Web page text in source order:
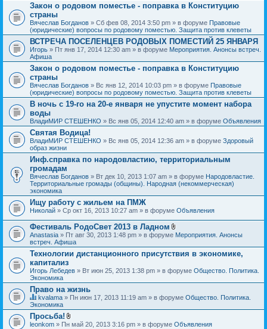
Закон о родовом поместье - поправка в Конституцию
страны
Вячеслав Богданов » Сб фев 08, 2014 3:50 pm » в форуме Правовые
(юридические) вопросы по родовому поместью. Защита против клеветы
ВСТРЕЧА ПОСЕЛЕНЦЕВ РОДОВЫХ ПОМЕСТИЙ 25 ЯНВАРЯ
Игорь » Пт янв 17, 2014 12:30 am » в форуме Мероприятия. Анонсы встреч.
Афиша
Закон о родовом поместье - поправка в Конституцию
страны
Вячеслав Богданов » Вс янв 12, 2014 10:03 pm » в форуме Правовые
(юридические) вопросы по родовому поместью. Защита против клеветы
В ночь с 19-го на 20-е января не упустите момент набора
воды
ВладиМИР СТЕШЕНКО » Вс янв 05, 2014 12:40 am » в форуме Объявления
Святая Водица!
ВладиМИР СТЕШЕНКО » Вс янв 05, 2014 12:36 am » в форуме Здоровый
образ жизни
Инф.справка по народовластию, территориальным
громадам
Вячеслав Богданов » Вт дек 10, 2013 1:07 am » в форуме Народовластие.
Территориальные громады (общины). Народная (некоммерческая)
экономика
Ищу работу с жильем на ПМЖ
Николай » Ср окт 16, 2013 10:27 am » в форуме Объявления
Фестиваль РодоСвет 2013 в Ладном
В
о
ж
н
и
я
Anastasia » Пт авг 30, 2013 1:48 pm » в форуме Мероприятия. Анонсы
встреч. Афиша
Технологии дистанционного присутствия в экономике,
капитализ
Игорь Лебедев » Вт июн 25, 2013 1:38 pm » в форуме Общество. Политика.
Экономика
Право на жизнь
Д
а
н
н
kvalama » Пн июн 17, 2013 11:19 am » в форуме Общество. Политика.
Экономика
Просьба!
В
leonkom » Пн май 20, 2013 3:16 pm » в форуме Объявления